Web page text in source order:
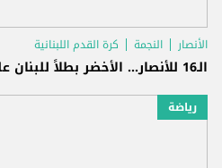
الأنصار النجمة كرة القدم اللبنانية
الـ16 للأنصار... الأخضر بطلاً للبنان على حساب النجمة
رياضة